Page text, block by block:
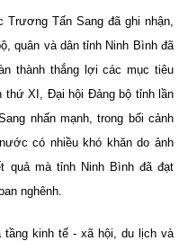
Tấn Sang đã ghi nhận,
quân và dân tỉnh Ninh Bình đã
thành thắng lợi các mục tiêu
thứ XI, Đại hội Đảng bộ tỉnh lần
nhấn mạnh, trong bối cảnh
có nhiều khó khăn do ảnh
mà tỉnh Ninh Bình đã đạt
nghênh.
kinh tế - xã hội, du lịch và